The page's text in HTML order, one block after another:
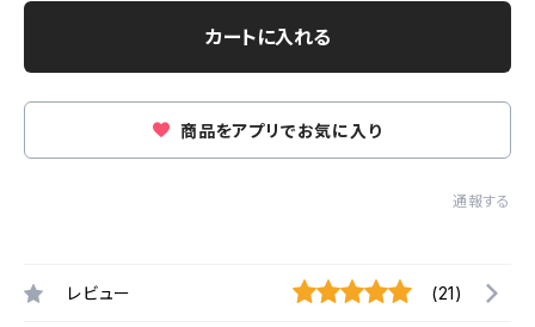
カートに入れる
商品をアプリでお気に入り
通報する
レビュー (21)